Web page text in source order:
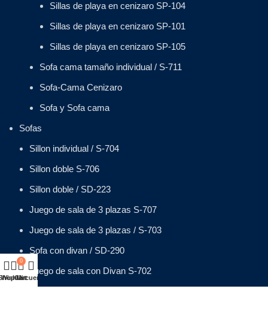
Sillas de playa en cenizaro SP-104
Sillas de playa en cenizaro SP-101
Sillas de playa en cenizaro SP-105
Sofa cama tamaño individual / S-711
Sofa-Cama Cenizaro
Sofa y Sofa cama
Sofas
Sillon individual / S-704
Sillon doble S-706
Sillon doble / SD-223
Juego de sala de 3 plazas S-707
Juego de sala de 3 plazas / S-703
Sofa con divan / SD-290
Juego de sala con Divan S-702
Wishlist
0
Cart
Mi cuenta